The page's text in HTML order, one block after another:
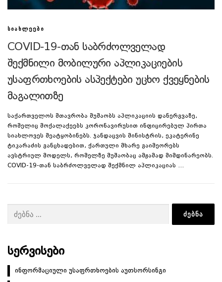
ᲡᲘᲐᲮᲚᲔᲔᲑᲘ
COVID-19-თან საბრძოლველად
შექმნილი მობილური აპლიკაციების
უსაფრთხოების ასპექტები უცხო ქვეყნების
მაგალითზე
საქართველოს მთავრობა მუშაობს აპლიკაციის დანერგვაზე,
რომელიც მოქალაქეებს კორონავირუსით ინფიცირებულ პირთა
სიახლოვეს შეატყობინებს. ჯანდაცვის მინისტრის, ეკატერინე
ტიკარაძის განცხადებით, ქართული მხარე გაიმეორებს
ავსტრიულ მოდელს, რომელზე მუშაობაც ამჟამად მიმდინარეობს.
COVID-19-თან საბრძოლველად შექმნილ აპლიკაციას …
ᲡᲔᲠᲕᲘᲡᲔᲑᲘ
ინფორმაციული უსაფრთხოების აუთსორსინგი